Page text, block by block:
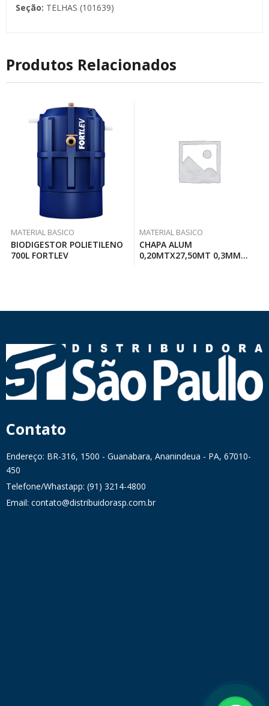
Seção: TELHAS (101639)
Produtos Relacionados
MATERIAL BASICO
BIODIGESTOR POLIETILENO
700L FORTLEV
MATERIAL BASICO
CHAPA ALUM
0,20MTX27,50MT 0,3MM
Contato
Endereço: BR-316, 1500 - Guanabara, Ananindeua - PA, 67010-
450
Telefone/Whastapp: (91) 3214-4800
Email: contato@distribuidorasp.com.br